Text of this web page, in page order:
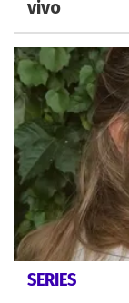
vivo
SERIES